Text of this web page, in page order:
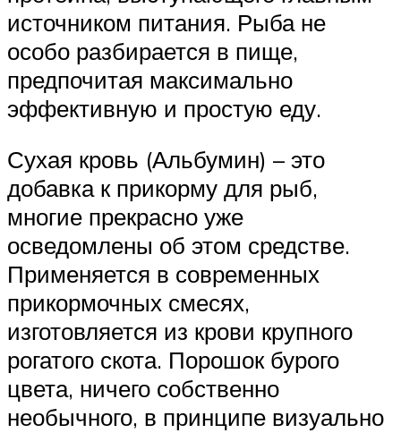
источником питания. Рыба не
особо разбирается в пище,
предпочитая максимально
эффективную и простую еду.
Сухая кровь (Альбумин) – это
добавка к прикорму для рыб,
многие прекрасно уже
осведомлены об этом средстве.
Применяется в современных
прикормочных смесях,
изготовляется из крови крупного
рогатого скота. Порошок бурого
цвета, ничего собственно
необычного, в принципе визуально